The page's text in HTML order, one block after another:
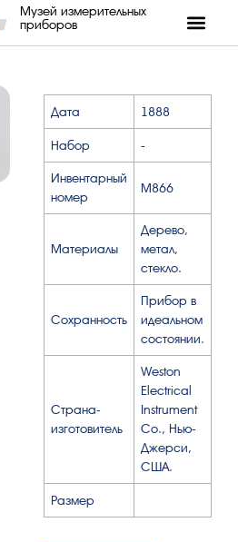
Музей измерительных
приборов
Дата 1888
Набор -
Инвентарный
номер
М866
Материалы
Дерево,
метал,
стекло.
Сохранность
Прибор в
идеальном
состоянии.
Страна-
изготовитель
Weston
Electrical
Instrument
Co., Нью-
Джерси,
США.
Размер